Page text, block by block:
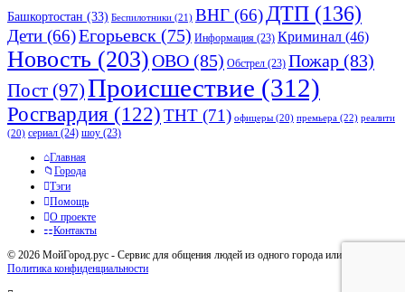
Башкортостан (33) Беспилотники (21) ВНГ (66) ДТП (136)
Дети (66)Егорьевск (75) Информация (23) Криминал (46)
Новость (203)ОВО (85) Обстрел (23) Пожар (83)
Пост (97)Происшествие (312)
Росгвардия (122)ТНТ (71) офицеры (20) премьера (22) реалити
(20) сериал (24) шоу (23)
Исследовать
Главная
Города
Тэги
Помощь
О проекте
Контакты
© 2026 МойГород.рус - Cервис для общения людей из одного города или района
Политика конфиденциальности